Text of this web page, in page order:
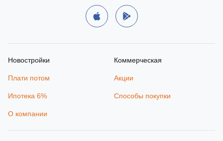
Новостройки Коммерческая
Плати потом Акции
Ипотека 6% Способы покупки
О компании